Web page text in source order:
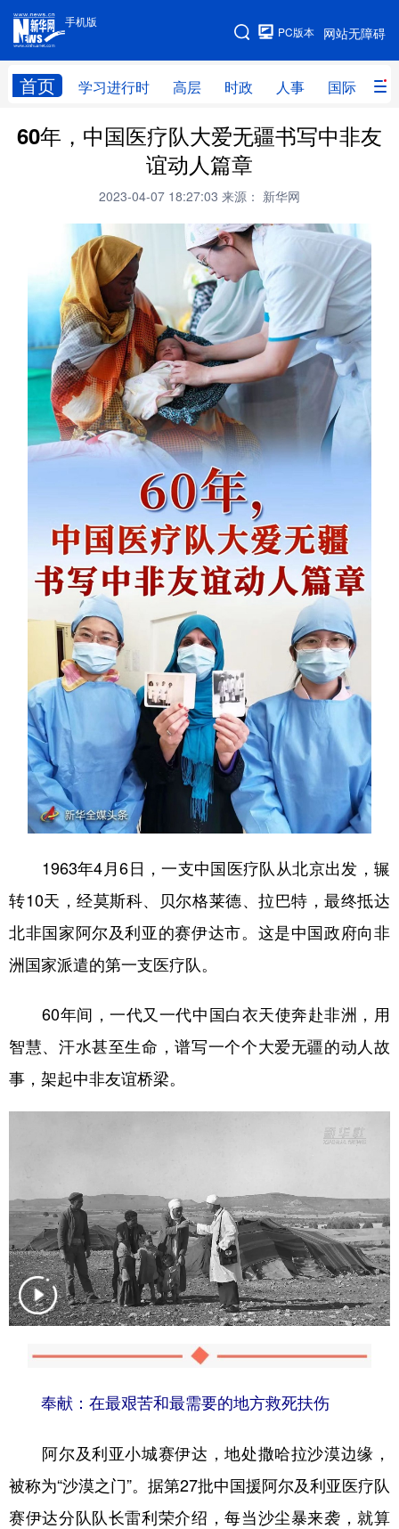
手机版
网站无障碍
PC版本
首页 学习进行时 高层 时政 人事 国际 财
手机版
网站地图
学习进行时 高层 时政 人事
财经 网评
全球连线
科创 量子 体育
文化 健康 军事
访谈 视频 图片 政务
法律 中央文件 金融 汽车
食品 人居 信息化 数字经济
学术中国 乡村振兴 银龄 溯源中国
旅游 能源
娱乐 时尚
公益 一带一路 亚太网 上市公司
文化产业
地方频道
北京 天津 河北 山西
辽宁 吉林 上海 江苏
浙江 福建 江西
山东 河南 湖北 湖南
四川 贵州 云南 西藏
陕西 甘肃 宁夏
多语种频道
English Español Français عربى
60年，中国医疗队大爱无疆书写中非友
谊动人篇章
2023-04-07 18:27:03 来源： 新华网
1963年4月6日，一支中国医疗队从北京出发，辗
转10天，经莫斯科、贝尔格莱德、拉巴特，最终抵达
北非国家阿尔及利亚的赛伊达市。这是中国政府向非
洲国家派遣的第一支医疗队。
60年间，一代又一代中国白衣天使奔赴非洲，用
智慧、汗水甚至生命，谱写一个个大爱无疆的动人故
事，架起中非友谊桥梁。
奉献：在最艰苦和最需要的地方救死扶伤
阿尔及利亚小城赛伊达，地处撒哈拉沙漠边缘，
被称为“沙漠之门”。据第27批中国援阿尔及利亚医疗队
赛伊达分队队长雷利荣介绍，每当沙尘暴来袭，就算